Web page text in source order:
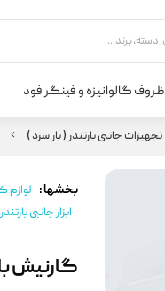
ظروف گالوانیزه و فینگر فود
تجهیزات جانبی بارتندر ( بار سرد )
بخشها : لوازم
ابزار جانبی
گارنیش